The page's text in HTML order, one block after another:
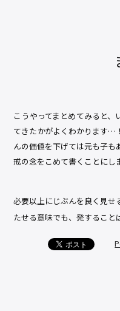
こうやってまとめてみると
てきたかがよくわかります…
んの価値を下げては元も子
戒の念をこめて書くことにし
必要以上にじぶんを良く見
たせる意味でも、発すること